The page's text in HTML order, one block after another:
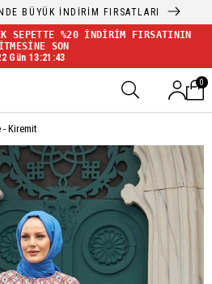
BÜYÜK İNDİRİM FIRSATLARI
SEPETTE %20 İNDİRİM FIRSATININ
SON
Gün 13:21:42
0
- Kiremit